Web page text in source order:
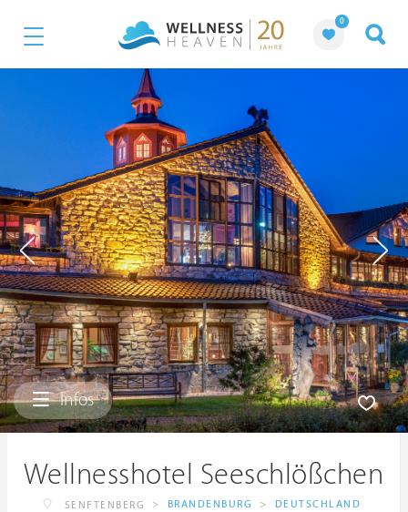
0
Infos
Wellnesshotel Seeschlößchen
SENFTENBERG > BRANDENBURG > DEUTSCHLAND